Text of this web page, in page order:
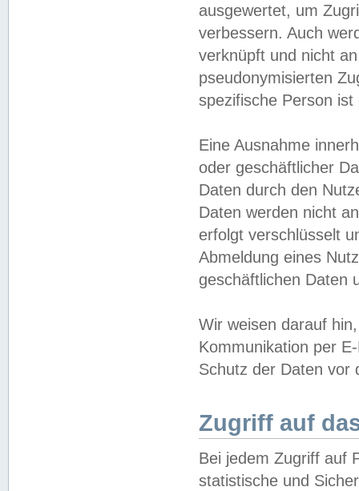
ausgewertet, um
verbessern. Auch
verknüpft und nicht
pseudonymisierten
spezifische Person
Eine Ausnahme
oder geschäftlicher
Daten durch den
Daten werden nicht
erfolgt verschlüsselt
Abmeldung eines
geschäftlichen Daten
Wir weisen darauf
Kommunikation per
Schutz der Daten vor
Zugriff auf
Bei jedem Zugriff auf
statistische und